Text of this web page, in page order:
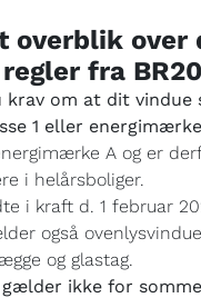
overblik over
fra
krav om at dit vindue
1 eller
A og er
i helårsboliger.
i kraft d. 1 februar
også
og glastag.
gælder ikke for